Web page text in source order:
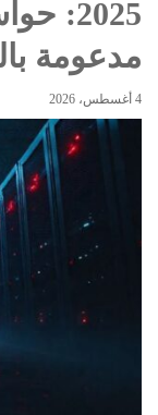
2025:
مدعومة
4 أغسطس، 2026